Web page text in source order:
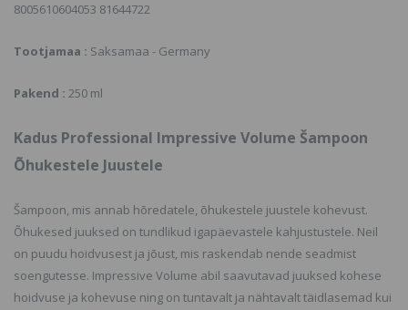
8005610604053 81644722
Tootjamaa : Saksamaa - Germany
Pakend : 250 ml
Kadus Professional Impressive Volume Šampoon
Õhukestele Juustele
Šampoon, mis annab hõredatele, õhukestele juustele kohevust.
Õhukesed juuksed on tundlikud igapäevastele kahjustustele. Neil
on puudu hoidvusest ja jõust, mis raskendab nende seadmist
soengutesse. Impressive Volume abil saavutavad juuksed kohese
hoidvuse ja kohevuse ning on tuntavalt ja nähtavalt täidlasemad kui